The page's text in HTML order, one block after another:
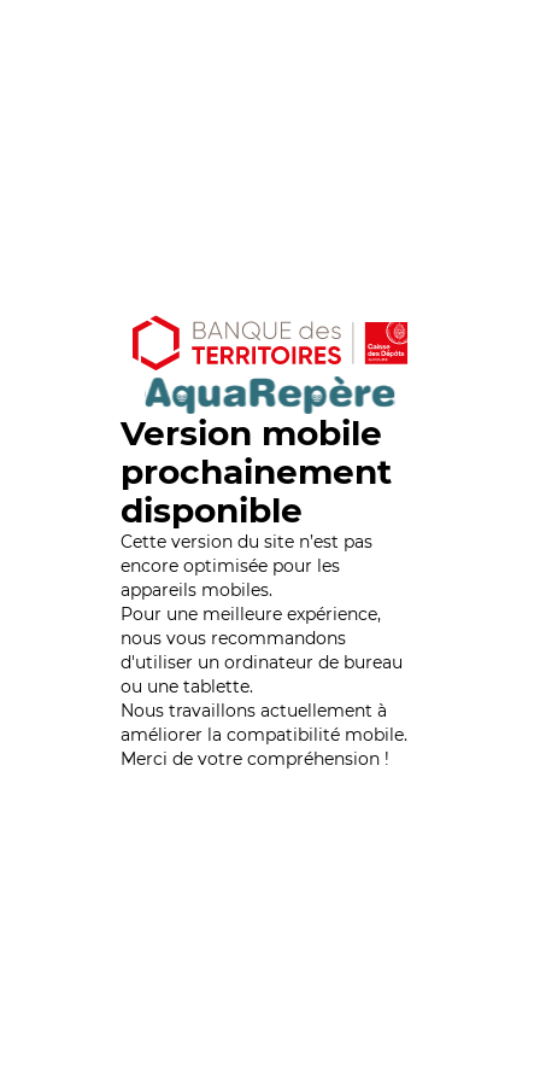
Version mobile
prochainement
disponible
Cette version du site n’est pas
encore optimisée pour les
appareils mobiles.
Pour une meilleure expérience,
nous vous recommandons
d'utiliser un ordinateur de bureau
ou une tablette.
Nous travaillons actuellement à
améliorer la compatibilité mobile.
Merci de votre compréhension !